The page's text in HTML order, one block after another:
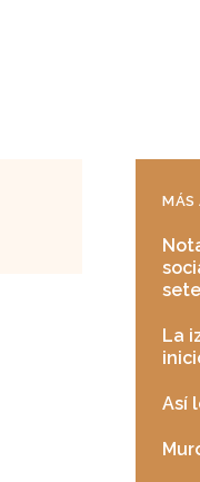
MÁS
La
Así